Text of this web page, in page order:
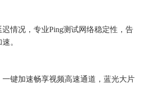
情况，专业Ping测试网络稳定性，告
。
键加速畅享视频高速通道，蓝光大片